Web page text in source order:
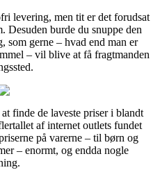
levering, men tit er det forudsat
Desuden burde du snuppe den
som gerne – hvad end man er
– vil blive at få fragtmanden
finde de laveste priser i blandt
af internet outlets fundet
på varerne – til børn og
– enormt, og endda nogle